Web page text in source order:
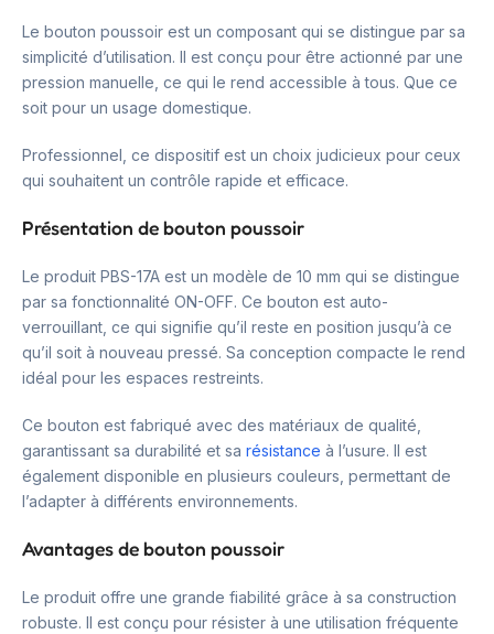
Le bouton poussoir est un composant qui se distingue par sa
simplicité d’utilisation. Il est conçu pour être actionné par une
pression manuelle, ce qui le rend accessible à tous. Que ce
soit pour un usage domestique.
Professionnel, ce dispositif est un choix judicieux pour ceux
qui souhaitent un contrôle rapide et efficace.
Présentation de bouton poussoir
Le produit PBS-17A est un modèle de 10 mm qui se distingue
par sa fonctionnalité ON-OFF. Ce bouton est auto-
verrouillant, ce qui signifie qu’il reste en position jusqu’à ce
qu’il soit à nouveau pressé. Sa conception compacte le rend
idéal pour les espaces restreints.
Ce bouton est fabriqué avec des matériaux de qualité,
garantissant sa durabilité et sa résistance à l’usure. Il est
également disponible en plusieurs couleurs, permettant de
l’adapter à différents environnements.
Avantages de bouton poussoir
Le produit offre une grande fiabilité grâce à sa construction
robuste. Il est conçu pour résister à une utilisation fréquente